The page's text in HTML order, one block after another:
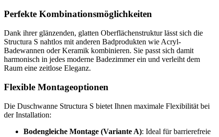
Perfekte Kombinationsmöglichkeiten
Dank ihrer glänzenden, glatten Oberflächenstruktur lässt sich die
Structura S nahtlos mit anderen Badprodukten wie Acryl-
Badewannen oder Keramik kombinieren. Sie passt sich damit
harmonisch in jedes moderne Badezimmer ein und verleiht dem
Raum eine zeitlose Eleganz.
Flexible Montageoptionen
Die Duschwanne Structura S bietet Ihnen maximale Flexibilität bei
der Installation:
Bodengleiche Montage (Variante A): Ideal für barrierefreie